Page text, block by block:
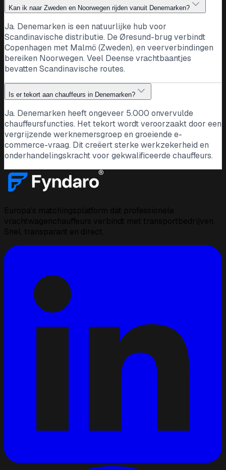
Kan ik naar Zweden en Noorwegen rijden vanuit Denemarken?
Ja. Denemarken is een natuurlijke hub voor
Scandinavische distributie. De Øresund-brug verbindt
Copenhagen met Malmö (Zweden), en veerverbindingen
bereiken Noorwegen. Veel Deense vrachtbaantjes
bevatten Scandinavische routes.
Is er tekort aan chauffeurs in Denemarken?
Ja. Denemarken heeft ongeveer 5.000 onvervulde
chauffeursfuncties. Het tekort wordt veroorzaakt door een
vergrijzende werknemersgroep en groeiende e-
commerce-vraag. Dit creëert sterke werkzekerheid en
onderhandelingskracht voor gekwalificeerde chauffeurs.